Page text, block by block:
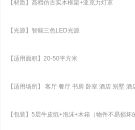
【材质】高档仿古实木框架+亚克力灯罩
【光源】智能三色LED光源
【适用面积】20-50平方米
【适用场所】 客厅 餐厅 书房 卧室 酒店 别墅 酒
【包装】5层牛皮纸+泡沫+木箱（物件不易损坏